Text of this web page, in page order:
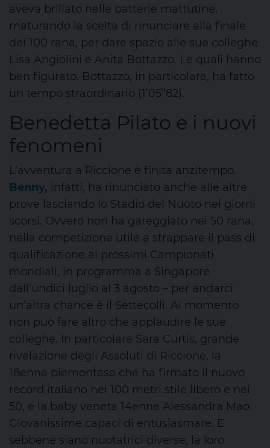
aveva brillato nelle batterie mattutine,
maturando la scelta di rinunciare alla finale
dei 100 rana, per dare spazio alle sue colleghe
Lisa Angiolini e Anita Bottazzo. Le quali hanno
ben figurato. Bottazzo, in particolare, ha fatto
un tempo straordinario (1’05”82).
Benedetta Pilato e i nuovi
fenomeni
L’avventura a Riccione è finita anzitempo.
Benny, infatti, ha rinunciato anche alle altre
prove lasciando lo Stadio del Nuoto nei giorni
scorsi. Ovvero non ha gareggiato nei 50 rana,
nella competizione utile a strappare il pass di
qualificazione ai prossimi Campionati
mondiali, in programma a Singapore
dall’undici luglio al 3 agosto – per andarci
un’altra chance è il Settecolli. Al momento
non può fare altro che applaudire le sue
colleghe. In particolare Sara Curtis, grande
rivelazione degli Assoluti di Riccione, la
18enne piemontese che ha firmato il nuovo
record italiano nei 100 metri stile libero e nei
50, e la baby veneta 14enne Alessandra Mao.
Giovanissime capaci di entusiasmare. E
sebbene siano nuotatrici diverse, la loro